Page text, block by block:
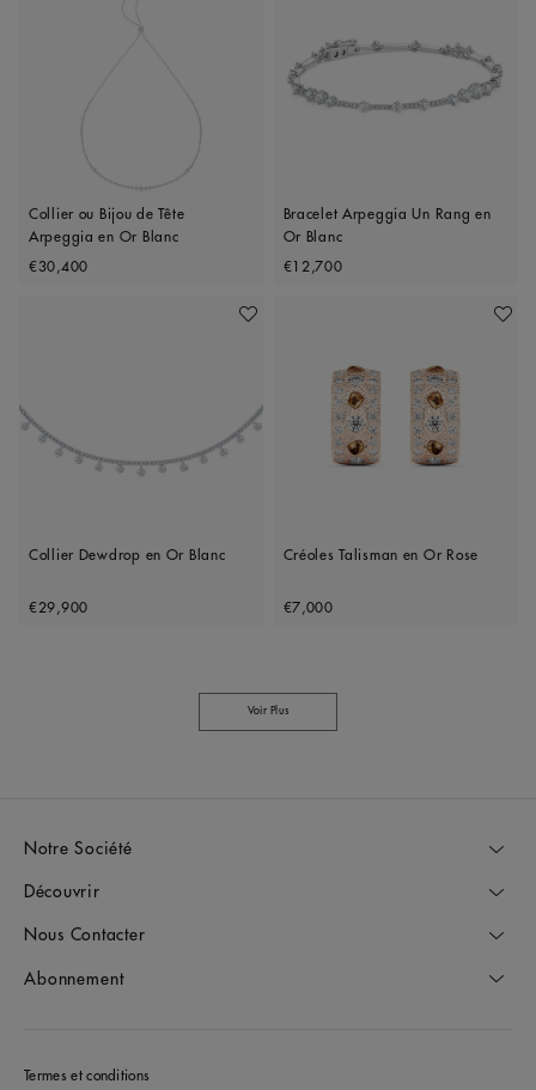
Collier ou Bijou de Tête
Arpeggia en Or Blanc
Original price
€30,400
Bracelet Arpeggia Un Rang en
Or Blanc
Original price
€12,700
Ajouter À Ma Wishlist
Collier Dewdrop en Or Blanc
Original price
€29,900
Créoles Talisman en Or Rose
Original price
€7,000
Voir Plus
Notre Société
Découvrir
Nous Contacter
Abonnement
Termes et conditions